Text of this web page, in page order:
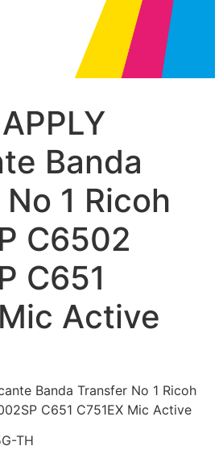
Banda
1 Ricoh
C6502
C651
Active
Banda Transfer No 1 Ricoh
C651 C751EX Mic Active
TH